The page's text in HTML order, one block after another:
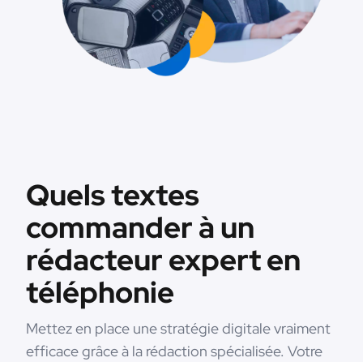
Quels textes
commander à un
rédacteur expert en
téléphonie
Mettez en place une stratégie digitale vraiment
efficace grâce à la rédaction spécialisée. Votre